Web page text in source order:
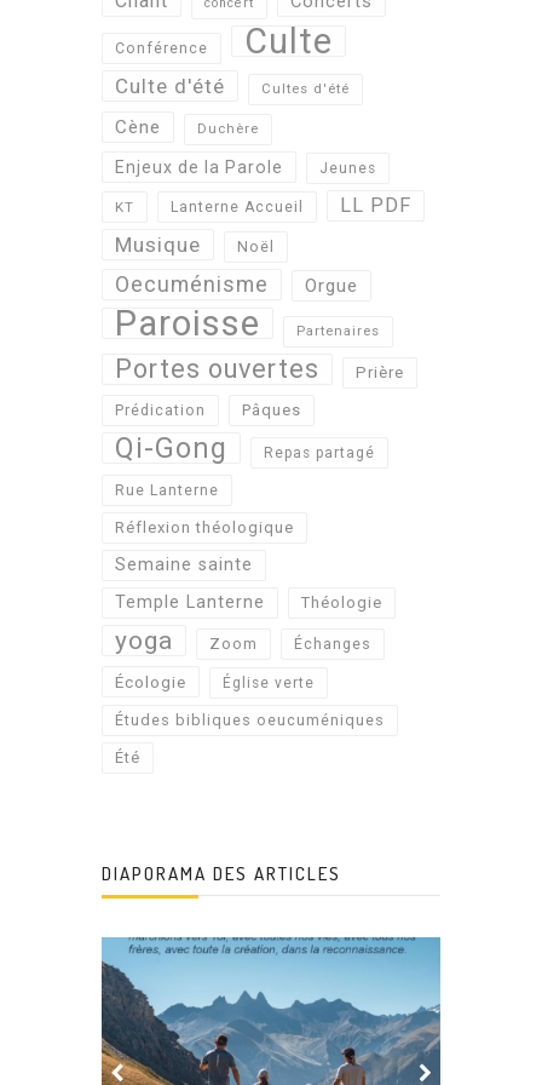
Conférence Culte
Culte d'été Cultes d'été
Cène Duchère
Enjeux de la Parole Jeunes
KT Lanterne Accueil LL PDF
Musique Noël
Oecuménisme Orgue
Paroisse Partenaires
Portes ouvertes Prière
Prédication Pâques
Qi-Gong Repas partagé
Rue Lanterne
Réflexion théologique
Semaine sainte
Temple Lanterne
Théologie
yoga Zoom Échanges
Écologie Église verte
Études bibliques oeucuméniques
Été
DIAPORAMA DES ARTICLES